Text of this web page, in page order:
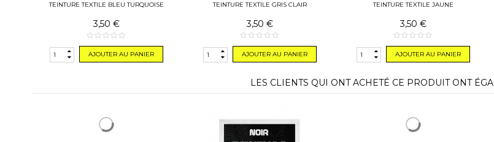
TEINTURE TEXTILE BLEU TURQUOISE
3,50 €
AJOUTER AU PANIER
TEINTURE TEXTILE GRIS CLAIR
3,50 €
AJOUTER AU PANIER
TEINTURE TEXTILE JAUNE
3,50 €
AJOUTER AU PANIER
LES CLIENTS QUI ONT ACHETÉ CE PRODUIT ONT